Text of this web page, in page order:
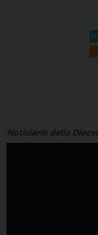
Notiziario della